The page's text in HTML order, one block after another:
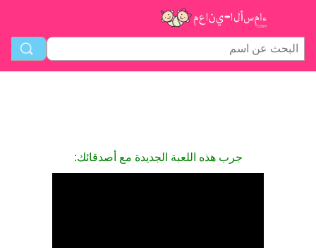
جرب هذه اللعبة الجديدة مع أصدقائك: